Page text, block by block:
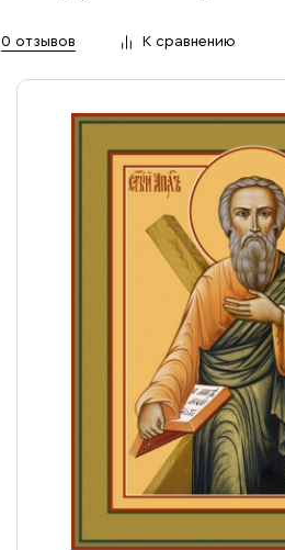
Ювелирные изделия
0 отзывов К сравнению